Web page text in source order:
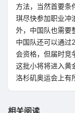
方法，当然首要条
琪尽快参加职业冲
外，中国队也需要
中国队还可以通过
会资格，但届时竞
这批小将将进入黄
洛杉矶奥运会上有
相关阅读